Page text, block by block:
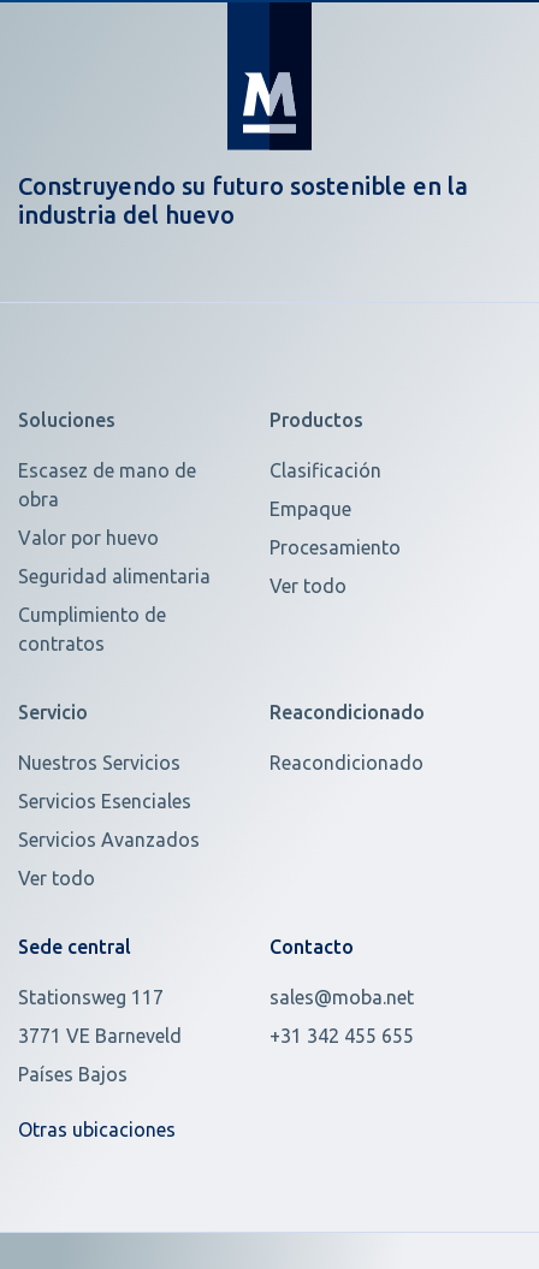
Construyendo su futuro sostenible en la
industria del huevo
Soluciones
Escasez de mano de
obra
Valor por huevo
Seguridad alimentaria
Cumplimiento de
contratos
Productos
Clasificación
Empaque
Procesamiento
Ver todo
Servicio
Nuestros Servicios
Servicios Esenciales
Servicios Avanzados
Ver todo
Reacondicionado
Reacondicionado
Sede central
Stationsweg 117
3771 VE Barneveld
Países Bajos
Otras ubicaciones
Contacto
sales@moba.net
+31 342 455 655